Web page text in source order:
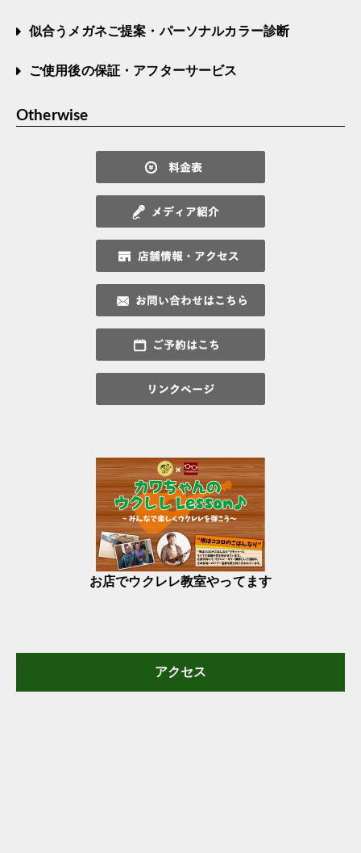
似合うメガネご提案・パーソナルカラー診断
ご使用後の保証・アフターサービス
Otherwise
お店でウクレレ教室やってます
アクセス